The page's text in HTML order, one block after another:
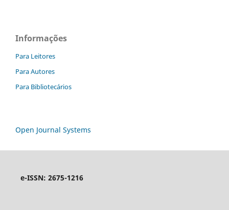
Informações
Para Leitores
Para Autores
Para Bibliotecários
Open Journal Systems
e-ISSN: 2675-1216